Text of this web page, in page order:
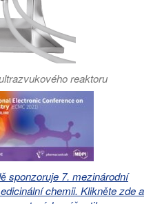
reaktoru
sponzoruje 7. mezinárodní
chemii. Klikněte zde a